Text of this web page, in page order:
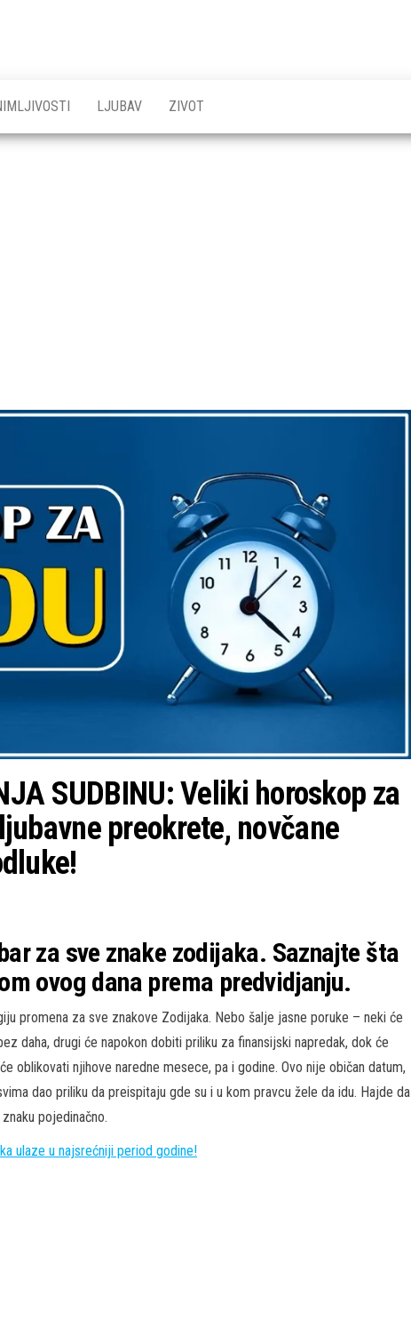
LJUBAV ZIVOT
SUDBINU: Veliki horoskop za
preokrete, novčane
za sve znake zodijaka. Saznajte šta
ovog dana prema predvidjanju.
promena za sve znakove Zodijaka. Nebo šalje jasne poruke – neki će
daha, drugi će napokon dobiti priliku za finansijski napredak, dok će
oblikovati njihove naredne mesece, pa i godine. Ovo nije običan datum,
dao priliku da preispitaju gde su i u kom pravcu žele da idu. Hajde da
pojedinačno.
ulaze u najsrećniji period godine!